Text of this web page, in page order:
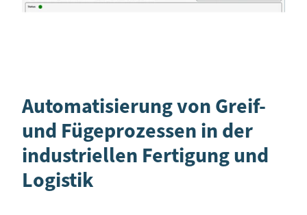
Automatisierung von Greif-
und Fügeprozessen in der
industriellen Fertigung und
Logistik